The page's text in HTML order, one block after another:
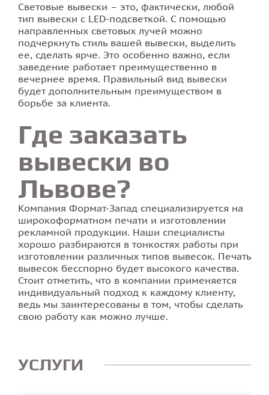
Световые вывески – это, фактически, любой
тип вывески с LED-подсветкой. С помощью
направленных световых лучей можно
подчеркнуть стиль вашей вывески, выделить
ее, сделать ярче. Это особенно важно, если
заведение работает преимущественно в
вечернее время. Правильный вид вывески
будет дополнительным преимуществом в
борьбе за клиента.
Где заказать
вывески во
Львове?
Компания Формат-Запад специализируется на
широкоформатном печати и изготовлении
рекламной продукции. Наши специалисты
хорошо разбираются в тонкостях работы при
изготовлении различных типов вывесок. Печать
вывесок бесспорно будет высокого качества.
Стоит отметить, что в компании применяется
индивидуальный подход к каждому клиенту,
ведь мы заинтересованы в том, чтобы сделать
свою работу как можно лучше.
УСЛУГИ